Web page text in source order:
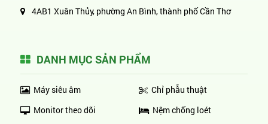
4AB1 Xuân Thủy, phường An Bình, thành phố Cần Thơ
DANH MỤC SẢN PHẨM
Máy siêu âm
Monitor theo dõi
Chỉ phẫu thuật
Nệm chống loét